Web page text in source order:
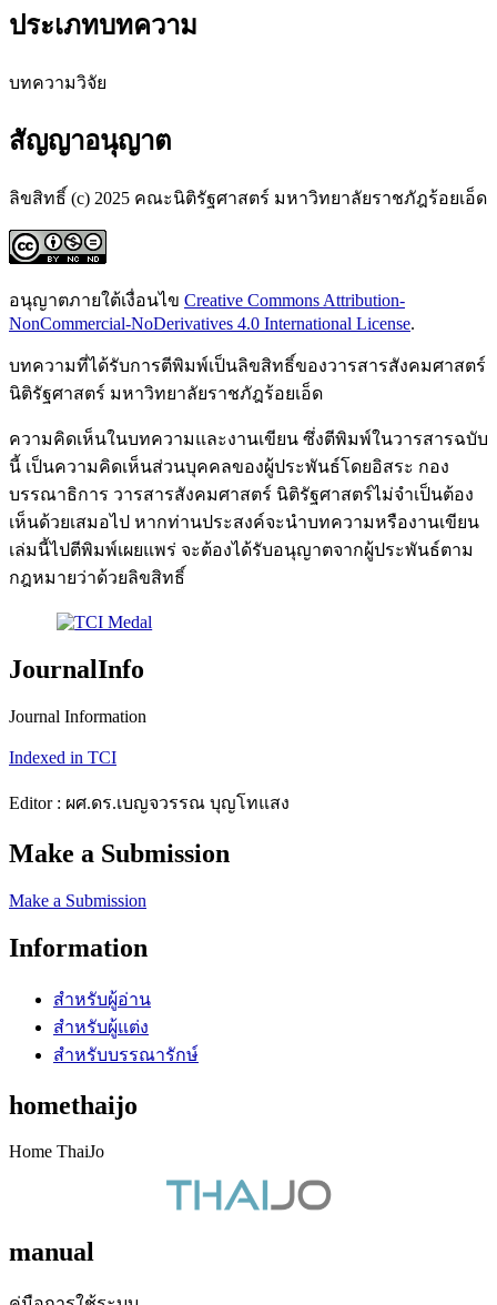
ประเภทบทความ
บทความวิจัย
สัญญาอนุญาต
ลิขสิทธิ์ (c) 2025 คณะนิติรัฐศาสตร์ มหาวิทยาลัยราชภัฎร้อยเอ็ด
อนุญาตภายใต้เงื่อนไข Creative Commons Attribution-
NonCommercial-NoDerivatives 4.0 International License.
บทความที่ได้รับการตีพิมพ์เป็นลิขสิทธิ์ของวารสารสังคมศาสตร์
นิติรัฐศาสตร์ มหาวิทยาลัยราชภัฎร้อยเอ็ด
ความคิดเห็นในบทความและงานเขียน ซึ่งตีพิมพ์ในวารสารฉบับ
นี้ เป็นความคิดเห็นส่วนบุคคลของผู้ประพันธ์โดยอิสระ กอง
บรรณาธิการ วารสารสังคมศาสตร์ นิติรัฐศาสตร์ไม่จำเป็นต้อง
เห็นด้วยเสมอไป หากท่านประสงค์จะนำบทความหรืองานเขียน
เล่มนี้ไปตีพิมพ์เผยแพร่ จะต้องได้รับอนุญาตจากผู้ประพันธ์ตาม
กฎหมายว่าด้วยลิขสิทธิ์
JournalInfo
Journal Information
Indexed in TCI
Editor : ผศ.ดร.เบญจวรรณ บุญโทแสง
Make a Submission
Make a Submission
Information
สำหรับผู้อ่าน
สำหรับผู้แต่ง
สำหรับบรรณารักษ์
homethaijo
Home ThaiJo
manual